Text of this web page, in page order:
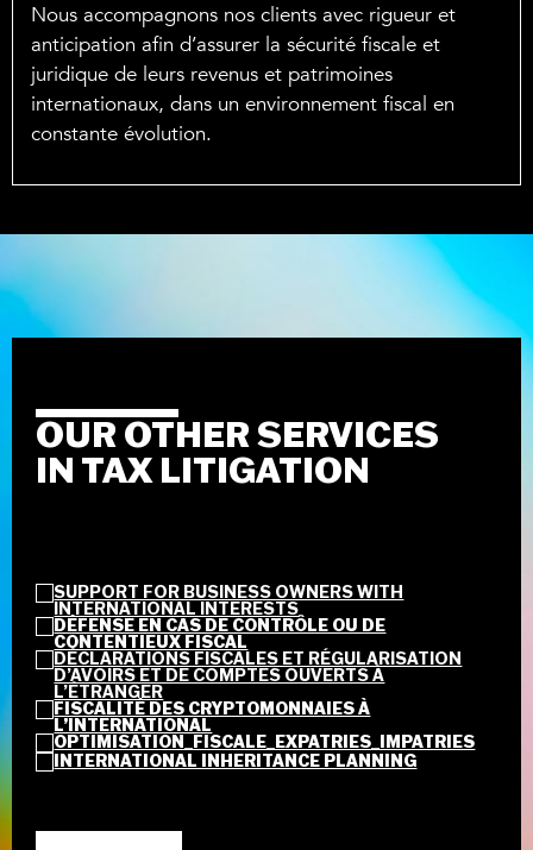
Nous accompagnons nos clients avec rigueur et
anticipation afin d’assurer la sécurité fiscale et
juridique de leurs revenus et patrimoines
internationaux, dans un environnement fiscal en
constante évolution.
OUR OTHER SERVICES
IN TAX LITIGATION
SUPPORT FOR BUSINESS OWNERS WITH
INTERNATIONAL INTERESTS
DÉFENSE EN CAS DE CONTRÔLE OU DE
CONTENTIEUX FISCAL
DÉCLARATIONS FISCALES ET RÉGULARISATION
D’AVOIRS ET DE COMPTES OUVERTS À
L’ÉTRANGER
FISCALITÉ DES CRYPTOMONNAIES À
L’INTERNATIONAL
OPTIMISATION_FISCALE_EXPATRIES_IMPATRIES
INTERNATIONAL INHERITANCE PLANNING